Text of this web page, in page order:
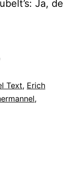
Ja, de
Text, Erich
,